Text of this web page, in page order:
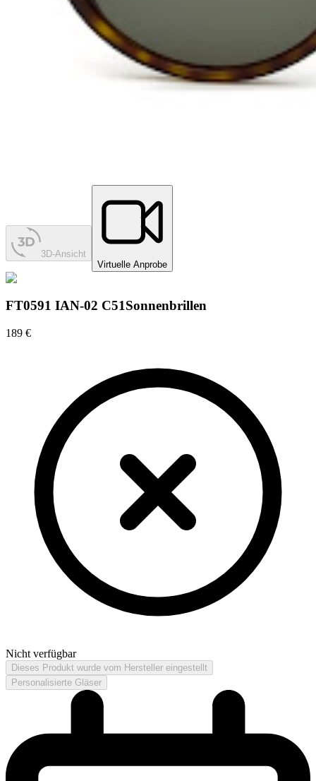
3D-Ansicht
Virtuelle Anprobe
FT0591 IAN-02 C51Sonnenbrillen
189 €
Nicht verfügbar
Dieses Produkt wurde vom Hersteller eingestellt
Personalisierte Gläser